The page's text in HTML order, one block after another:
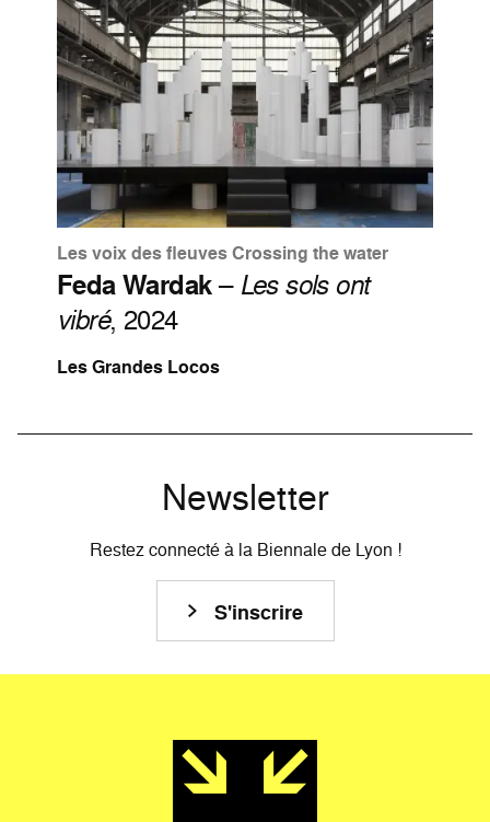
Les voix des fleuves Crossing the water
Feda Wardak– Les sols ont
vibré, 2024
Les Grandes Locos
Newsletter
Restez connecté à la Biennale de Lyon !
S'inscrire